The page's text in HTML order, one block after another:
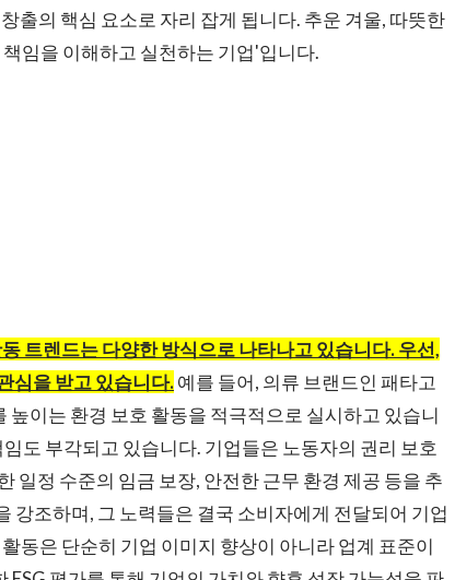
출의 핵심 요소로 자리 잡게 됩니다. 추운 겨울, 따뜻한
임을 이해하고 실천하는 기업'입니다.
트렌드는 다양한 방식으로 나타나고 있습니다. 우선,
심을 받고 있습니다. 예를 들어, 의류 브랜드인 패타고
이는 환경 보호 활동을 적극적으로 실시하고 있습니
도 부각되고 있습니다. 기업들은 노동자의 권리 보호
일정 수준의 임금 보장, 안전한 근무 환경 제공 등을 추
강조하며, 그 노력들은 결국 소비자에게 전달되어 기업
동은 단순히 기업 이미지 향상이 아니라 업계 표준이